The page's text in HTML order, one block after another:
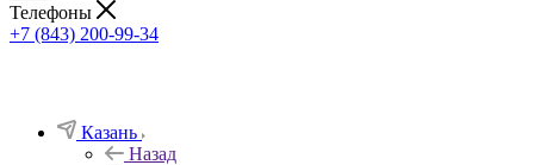
Телефоны
+7 (843) 200-99-34
Казань
Назад